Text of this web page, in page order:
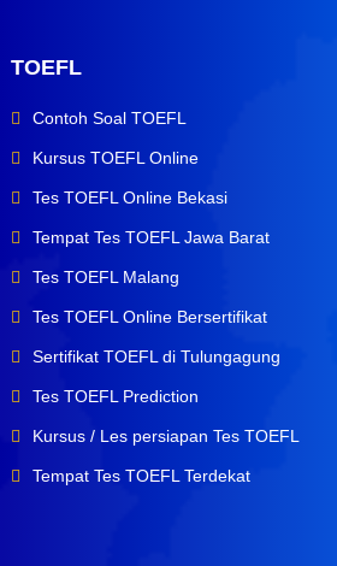
TOEFL
Contoh Soal TOEFL
Kursus TOEFL Online
Tes TOEFL Online Bekasi
Tempat Tes TOEFL Jawa Barat
Tes TOEFL Malang
Tes TOEFL Online Bersertifikat
Sertifikat TOEFL di Tulungagung
Tes TOEFL Prediction
Kursus / Les persiapan Tes TOEFL
Tempat Tes TOEFL Terdekat